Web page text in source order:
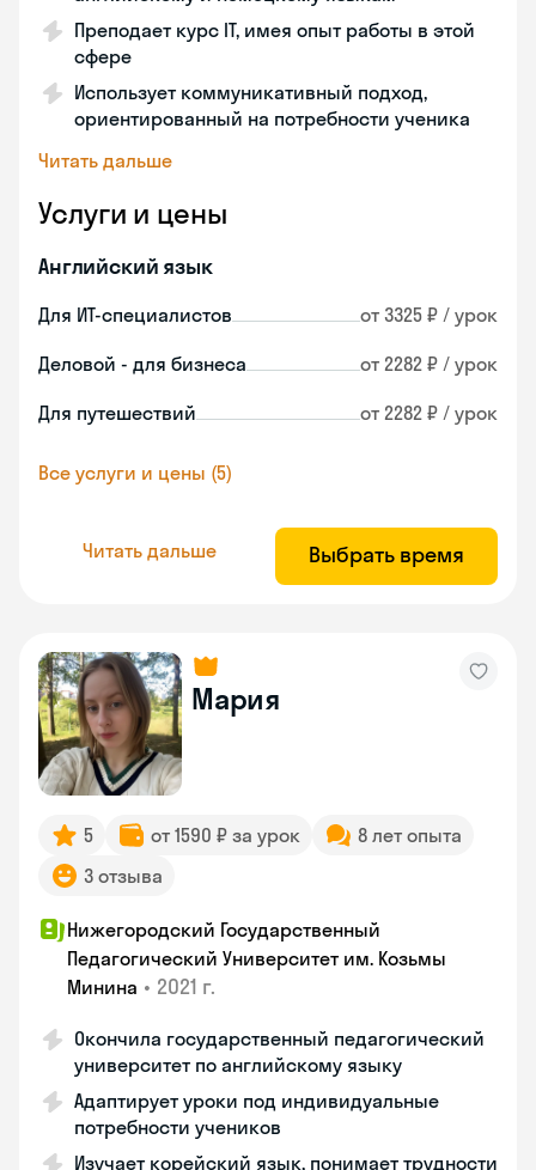
Преподает курс IT, имея опыт работы в этой
сфере
Использует коммуникативный подход,
ориентированный на потребности ученика
Читать дальше
Услуги и цены
Английский язык
Для ИТ-специалистов от 3325 ₽ / урок
Деловой - для бизнеса от 2282 ₽ / урок
Для путешествий от 2282 ₽ / урок
Все услуги и цены (5)
Читать дальше Выбрать время
Мария
5 от 1590 ₽ за урок
8 лет опыта
3 отзыва
Нижегородский Государственный
Педагогический Университет им. Козьмы
Минина • 2021 г.
Окончила государственный педагогический
университет по английскому языку
Адаптирует уроки под индивидуальные
потребности учеников
Изучает корейский язык, понимает трудности